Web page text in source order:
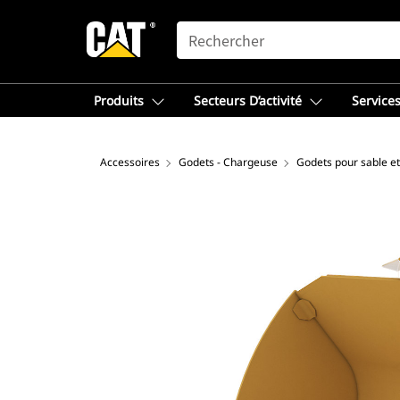
SEARCH
Produits Secteurs D’activité
Accessoires Godets - Chargeuse Godets pour sable